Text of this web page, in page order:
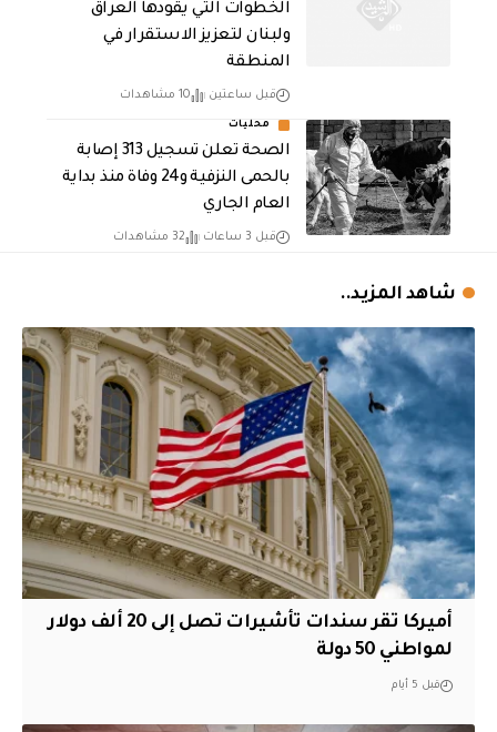
الخطوات التي يقودها العراق
ولبنان لتعزيز الاستقرار في
المنطقة
قبل ساعتين 10 مشاهدات
محليات
الصحة تعلن تسجيل 313 إصابة
بالحمى النزفية و24 وفاة منذ بداية
العام الجاري
قبل 3 ساعات 32 مشاهدات
شاهد المزيد..
أميركا تقر سندات تأشيرات تصل إلى 20 ألف دولار
لمواطني 50 دولة
قبل 5 أيام